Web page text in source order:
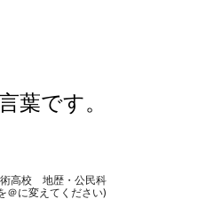
葉です。
高校 地歴・公民科
＠に変えてください)